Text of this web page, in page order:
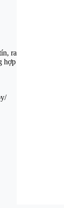
ra
hợp